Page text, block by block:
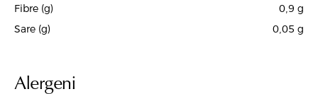
Fibre (g)
0,9 g
Sare (g)
0,05 g
Alergeni